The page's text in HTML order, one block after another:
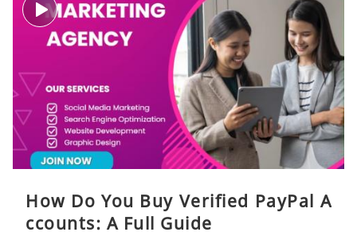
How Do You Buy Verified PayPal A
ccounts: A Full Guide